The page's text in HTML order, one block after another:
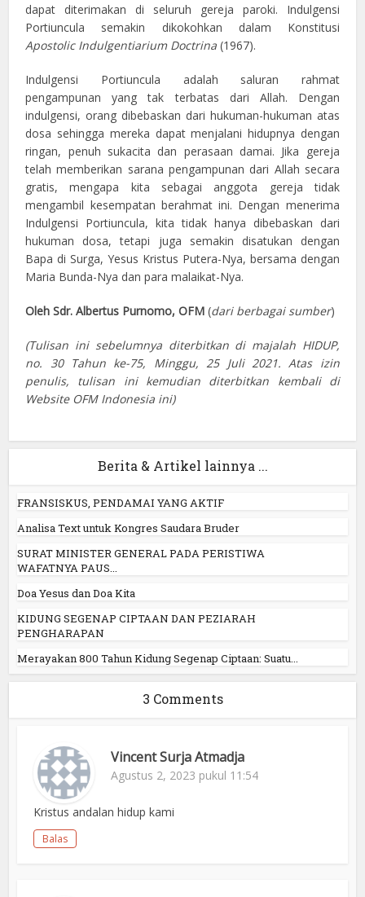
dapat diterimakan di seluruh gereja paroki. Indulgensi
Portiuncula semakin dikokohkan dalam Konstitusi
Apostolic Indulgentiarium Doctrina (1967).
Indulgensi Portiuncula adalah saluran rahmat
pengampunan yang tak terbatas dari Allah. Dengan
indulgensi, orang dibebaskan dari hukuman-hukuman atas
dosa sehingga mereka dapat menjalani hidupnya dengan
ringan, penuh sukacita dan perasaan damai. Jika gereja
telah memberikan sarana pengampunan dari Allah secara
gratis, mengapa kita sebagai anggota gereja tidak
mengambil kesempatan berahmat ini. Dengan menerima
Indulgensi Portiuncula, kita tidak hanya dibebaskan dari
hukuman dosa, tetapi juga semakin disatukan dengan
Bapa di Surga, Yesus Kristus Putera-Nya, bersama dengan
Maria Bunda-Nya dan para malaikat-Nya.
Oleh Sdr. Albertus Purnomo, OFM (dari berbagai sumber)
(Tulisan ini sebelumnya diterbitkan di majalah HIDUP,
no. 30 Tahun ke-75, Minggu, 25 Juli 2021. Atas izin
penulis, tulisan ini kemudian diterbitkan kembali di
Website OFM Indonesia ini)
Berita & Artikel lainnya ...
FRANSISKUS, PENDAMAI YANG AKTIF
Analisa Text untuk Kongres Saudara Bruder
SURAT MINISTER GENERAL PADA PERISTIWA
WAFATNYA PAUS...
Doa Yesus dan Doa Kita
KIDUNG SEGENAP CIPTAAN DAN PEZIARAH
PENGHARAPAN
Merayakan 800 Tahun Kidung Segenap Ciptaan: Suatu...
3 Comments
Vincent Surja Atmadja
Agustus 2, 2023 pukul 11:54
Kristus andalan hidup kami
Balas